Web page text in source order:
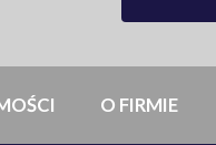
O FIRMIE